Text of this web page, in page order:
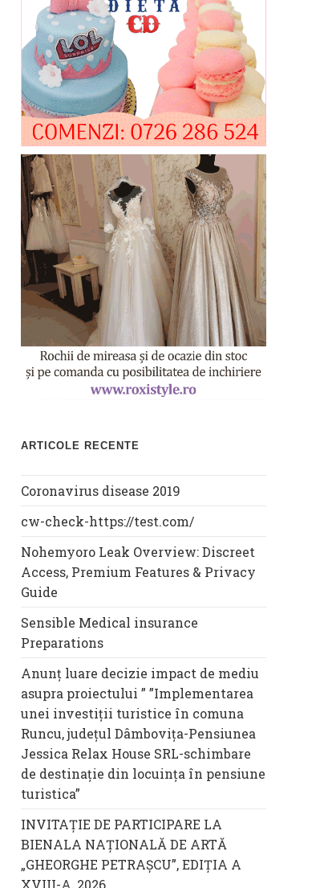
ARTICOLE RECENTE
Coronavirus disease 2019
cw-check-https://test.com/
Nohemyoro Leak Overview: Discreet
Access, Premium Features & Privacy
Guide
Sensible Medical insurance
Preparations
Anunț luare decizie impact de mediu
asupra proiectului ” ”Implementarea
unei investiții turistice în comuna
Runcu, județul Dâmbovița-Pensiunea
Jessica Relax House SRL-schimbare
de destinație din locuința în pensiune
turistica”
INVITAȚIE DE PARTICIPARE LA
BIENALA NAȚIONALĂ DE ARTĂ
„GHEORGHE PETRAȘCU”, EDIŢIA A
XVIII-A, 2026